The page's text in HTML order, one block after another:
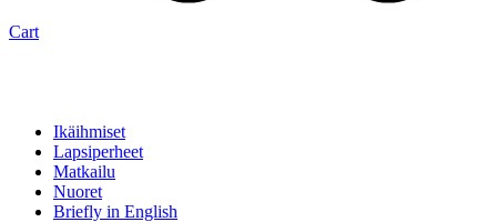
Cart
Ikäihmiset
Lapsiperheet
Matkailu
Nuoret
Briefly in English